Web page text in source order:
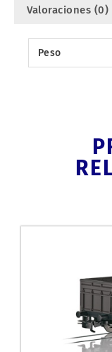
Valoraciones (0)
Peso